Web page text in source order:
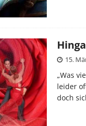
15.
„Was
leider
doch